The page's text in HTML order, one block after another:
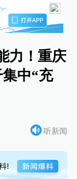
力！重庆
中“充
听新闻